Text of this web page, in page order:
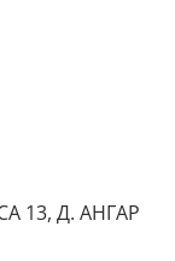
13, Д. АНГАР